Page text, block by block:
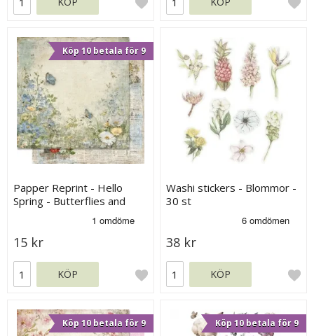
Köp 10 betala för 9
Papper Reprint - Hello
Spring - Butterflies and
15 kr
KÖP
Washi stickers - Blommor -
30 st
38 kr
KÖP
Köp 10 betala för 9 Köp 10 betala för 9